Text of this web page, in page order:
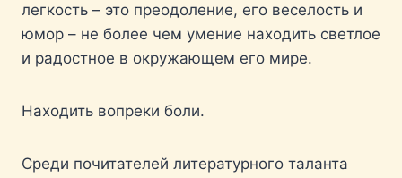
легкость – это преодоление, его веселость и
юмор – не более чем умение находить светлое
и радостное в окружающем его мире.
Находить вопреки боли.
Среди почитателей литературного таланта